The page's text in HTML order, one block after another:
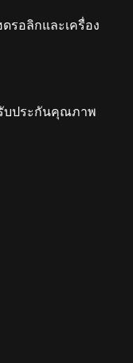
รอลิกและเครื่อง
รับประกันคุณภาพ